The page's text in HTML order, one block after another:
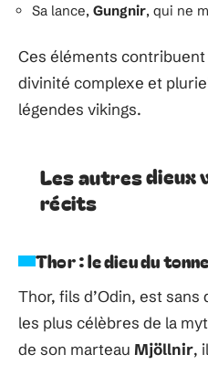
Sa lance, Gungnir, qui ne
Ces éléments contribuent
divinité complexe et
légendes vikings.
Les autres dieux
récits
Thor : le dieu du
Thor, fils d’Odin, est sans
les plus célèbres de la
de son marteau Mjöllnir,